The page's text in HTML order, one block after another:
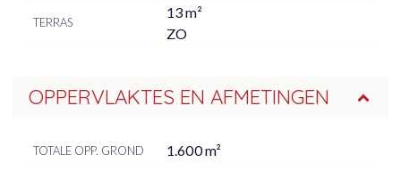
TERRAS
13 m²
ZO
OPPERVLAKTES EN AFMETINGEN
TOTALE OPP. GROND 1.600 m²